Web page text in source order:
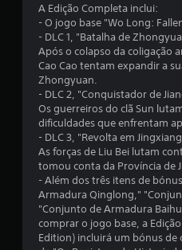
A Edição Completa inclui:
- O jogo base "Wo Long:
- DLC 1, "Batalha de
Após o colapso da coligação
Cao Cao tentam expandir a
Zhongyuan.
- DLC 2, "Conquistador de
Os guerreiros do clã Sun
dificuldades que enfrentam
- DLC 3, "Revolta em
As forças de Liu Bei lutam
tomou conta da Província de
- Além dos três itens de
Armadura Qinglong,"
"Conjunto de Armadura
comprar o jogo base, a
Edition) incluirá um bónus